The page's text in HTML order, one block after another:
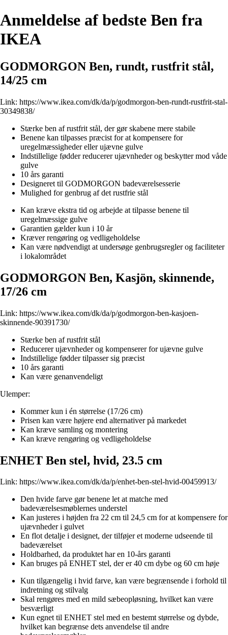
Anmeldelse af bedste Ben fra
IKEA
GODMORGON Ben, rundt, rustfrit stål,
14/25 cm
Link: https://www.ikea.com/dk/da/p/godmorgon-ben-rundt-rustfrit-stal-
30349838/
Stærke ben af rustfrit stål, der gør skabene mere stabile
Benene kan tilpasses præcist for at kompensere for
uregelmæssigheder eller ujævne gulve
Indstillelige fødder reducerer ujævnheder og beskytter mod våde
gulve
10 års garanti
Designeret til GODMORGON badeværelsesserie
Mulighed for genbrug af det rustfrie stål
Kan kræve ekstra tid og arbejde at tilpasse benene til
uregelmæssige gulve
Garantien gælder kun i 10 år
Kræver rengøring og vedligeholdelse
Kan være nødvendigt at undersøge genbrugsregler og faciliteter
i lokalområdet
GODMORGON Ben, Kasjön, skinnende,
17/26 cm
Link: https://www.ikea.com/dk/da/p/godmorgon-ben-kasjoen-
skinnende-90391730/
Stærke ben af rustfrit stål
Reducerer ujævnheder og kompenserer for ujævne gulve
Indstillelige fødder tilpasser sig præcist
10 års garanti
Kan være genanvendeligt
Ulemper:
Kommer kun i én størrelse (17/26 cm)
Prisen kan være højere end alternativer på markedet
Kan kræve samling og montering
Kan kræve rengøring og vedligeholdelse
ENHET Ben stel, hvid, 23.5 cm
Link: https://www.ikea.com/dk/da/p/enhet-ben-stel-hvid-00459913/
Den hvide farve gør benene let at matche med
badeværelsesmøblernes understel
Kan justeres i højden fra 22 cm til 24,5 cm for at kompensere for
ujævnheder i gulvet
En flot detalje i designet, der tilføjer et moderne udseende til
badeværelset
Holdbarhed, da produktet har en 10-års garanti
Kan bruges på ENHET stel, der er 40 cm dybe og 60 cm høje
Kun tilgængelig i hvid farve, kan være begrænsende i forhold til
indretning og stilvalg
Skal rengøres med en mild sæbeopløsning, hvilket kan være
besværligt
Kun egnet til ENHET stel med en bestemt størrelse og dybde,
hvilket kan begrænse dets anvendelse til andre